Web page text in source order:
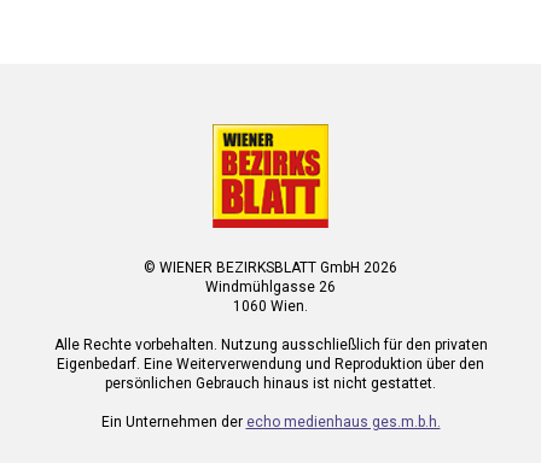
© WIENER BEZIRKSBLATT GmbH 2026
Windmühlgasse 26
1060 Wien.
Alle Rechte vorbehalten. Nutzung ausschließlich für den privaten
Eigenbedarf. Eine Weiterverwendung und Reproduktion über den
persönlichen Gebrauch hinaus ist nicht gestattet.
Ein Unternehmen der echo medienhaus ges.m.b.h.